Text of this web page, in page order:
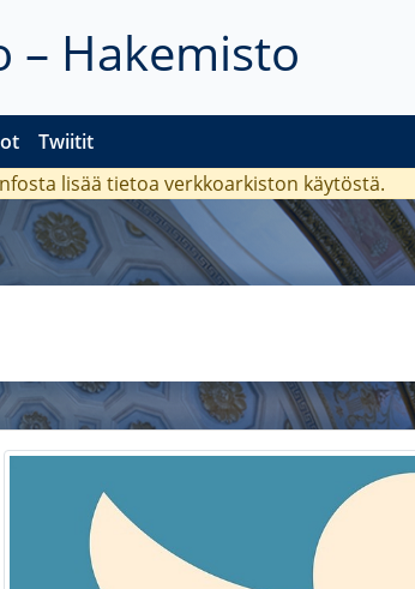
– Hakemisto
Twiitit
lisää tietoa verkkoarkiston käytöstä.